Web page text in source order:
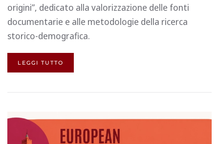
origini”, dedicato alla valorizzazione delle fonti
documentarie e alle metodologie della ricerca
storico-demografica.
LEGGI TUTTO